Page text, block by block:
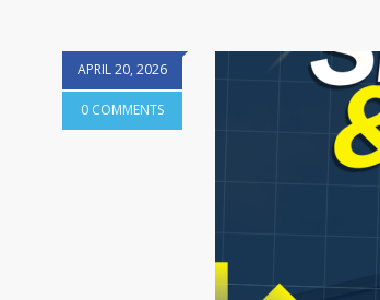
APRIL 20, 2026
0 COMMENTS